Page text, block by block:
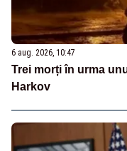
6 aug. 2026, 10:47
Trei morți în urma
Harkov